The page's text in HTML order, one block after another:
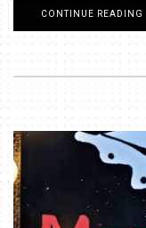
CONTINUE READING